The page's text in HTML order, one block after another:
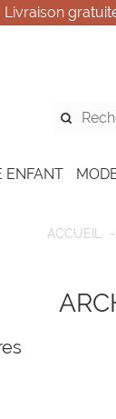
Livraison
ENFANT
ACCUEIL